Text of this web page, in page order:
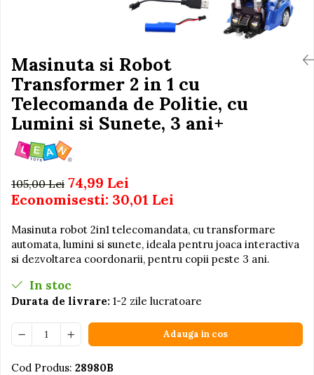
Caluti balansoar
Interactive, educative si
muzicale
Figurine
Ateliere si unelte
Blocuri de constructie
Covorase de dans
Creative
De plus
Electrocasnice si bucatarii
Jocuri de indemanare
Jucarii educative din lemn
Perioada Sarcinii
Pompe de san
Sisteme De Purtare
Masinuta si Robot
Transformer 2 in 1 cu
Telecomanda de Politie, cu
Lumini si Sunete, 3 ani+
105,00 Lei 74,99 Lei
Economisesti: 30,01 Lei
Masinuta robot 2in1 telecomandata, cu transformare
automata, lumini si sunete, ideala pentru joaca interactiva
si dezvoltarea coordonarii, pentru copii peste 3 ani.
In stoc
Durata de livrare: 1-2 zile lucratoare
Adauga in cos
Cod Produs: 28980B